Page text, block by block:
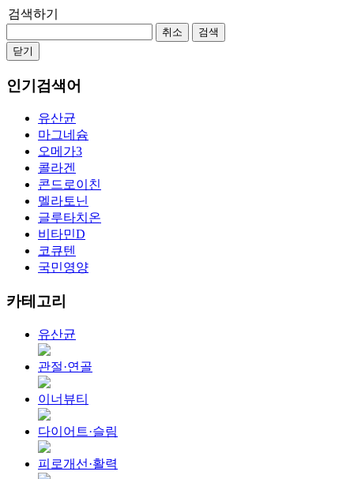
검색하기
취소
검색
닫기
인기검색어
유산균
마그네슘
오메가3
콜라겐
콘드로이친
멜라토닌
글루타치온
비타민D
코큐텐
국민영양
카테고리
유산균
관절·연골
이너뷰티
다이어트·슬림
피로개선·활력